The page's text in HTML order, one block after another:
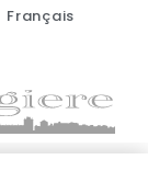
Français